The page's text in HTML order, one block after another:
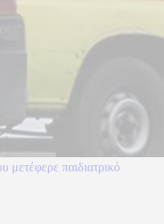
μετέφερε παιδιατρικό